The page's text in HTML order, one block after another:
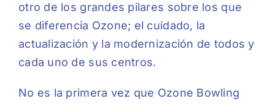
otro de los grandes pilares sobre los que
se diferencia Ozone; el cuidado, la
actualización y la modernización de todos y
cada uno de sus centros.
No es la primera vez que Ozone Bowling